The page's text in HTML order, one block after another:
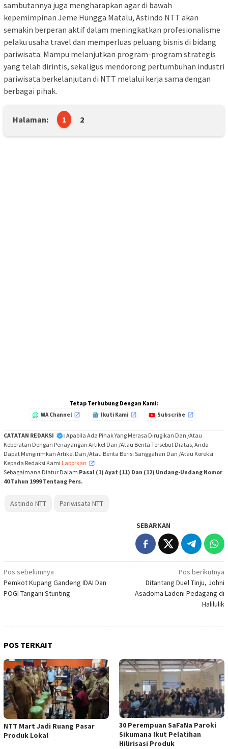
sambutannya juga mengharapkan agar di bawah
kepemimpinan Jeme Hungga Matalu, Astindo NTT akan
semakin berperan aktif dalam meningkatkan profesionalisme
pelaku usaha travel dan memperluas peluang bisnis di bidang
pariwisata. Mampu melanjutkan program-program strategis
yang telah dirintis, sekaligus mendorong pertumbuhan industri
pariwisata berkelanjutan di NTT melalui kerja sama dengan
berbagai pihak.
Halaman: 1 2
Tetap Terhubung Dengan Kami:
WA Channel Ikuti Kami Subscribe
CATATAN REDAKSI : Apabila Ada Pihak Yang Merasa Dirugikan Dan /Atau
Keberatan Dengan Penayangan Artikel Dan /Atau Berita Tersebut Diatas, Anda
Dapat Mengirimkan Artikel Dan /Atau Berita Berisi Sanggahan Dan /Atau Koreksi
Kepada Redaksi Kami Laporkan
,
Sebagaimana Diatur Dalam Pasal (1) Ayat (11) Dan (12) Undang-Undang Nomor
40 Tahun 1999 Tentang Pers.
Astindo NTT Pariwisata NTT
SEBARKAN
Navigasi
pos
Pos sebelumnya
Pemkot Kupang Gandeng IDAI Dan
POGI Tangani Stunting
Pos berikutnya
Ditantang Duel Tinju, Johni
Asadoma Ladeni Pedagang di
Halilulik
POS TERKAIT
NTT Mart Jadi Ruang Pasar
Produk Lokal
30 Perempuan SaFaNa Paroki
Sikumana Ikut Pelatihan
Hilirisasi Produk